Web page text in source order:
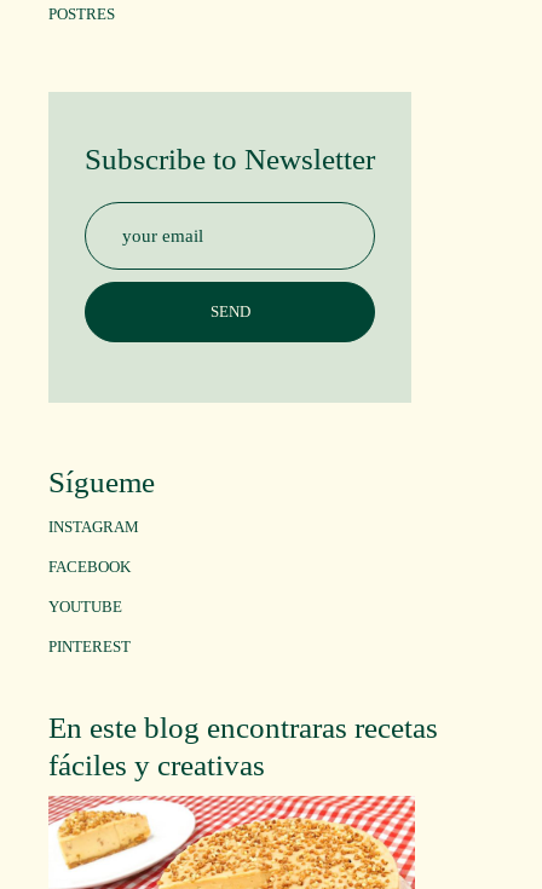
POSTRES
Subscribe to Newsletter
Sígueme
INSTAGRAM
FACEBOOK
YOUTUBE
PINTEREST
En este blog encontraras recetas
fáciles y creativas